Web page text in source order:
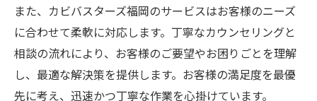
また、カビバスターズ福岡のサービスはお客様のニーズ
に合わせて柔軟に対応します。丁寧なカウンセリングと
相談の流れにより、お客様のご要望やお困りごとを理解
し、最適な解決策を提供します。お客様の満足度を最優
先に考え、迅速かつ丁寧な作業を心掛けています。